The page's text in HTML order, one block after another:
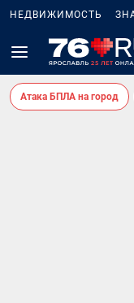
НЕДВИЖИМОСТЬ
Атака БПЛА на город